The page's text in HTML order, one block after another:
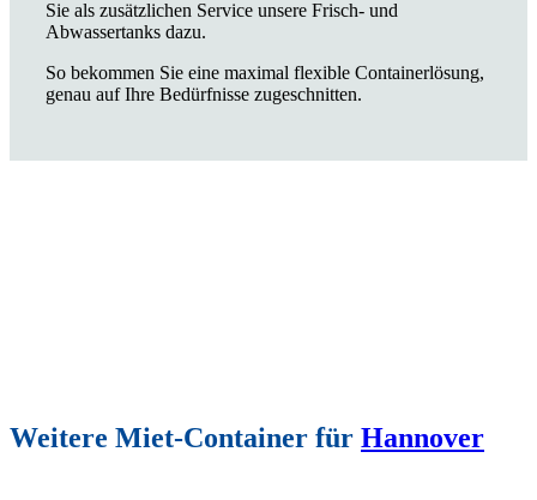
Sie als zusätzlichen Service unsere Frisch- und
Abwassertanks dazu.
So bekommen Sie eine maximal flexible Containerlösung,
genau auf Ihre Bedürfnisse zugeschnitten.
Weitere Miet-Container für Hannover